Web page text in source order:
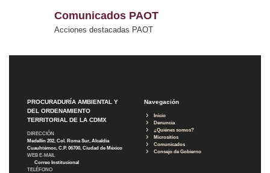
Comunicados PAOT
Acciones destacadas PAOT
PROCURADURÍA AMBIENTAL Y
DEL ORDENAMIENTO
TERRITORIAL DE LA CDMX
DIRECCIÓN
Medellín 202, Col. Roma Sur, Alcaldía
Cuauhtémoc, C.P. 06700, Ciudad de México
WEB E-MAIL
Correo Institucional
TELÉFONO
Navegación
Inicio
Denuncia
¿Quiénes somos?
Micrositios
Comunicados
Consejo de Gobierno